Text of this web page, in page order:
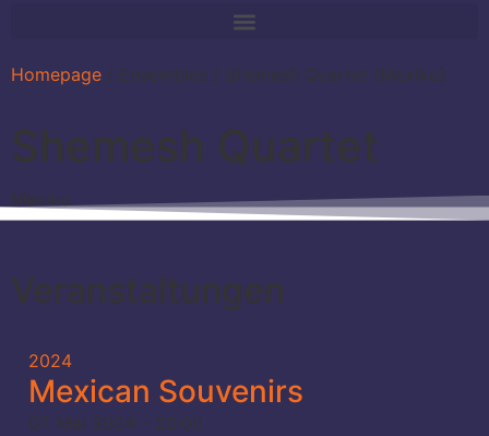
Homepage / Ensembles / Shemesh Quartet (Mexiko)
Shemesh Quartet
Mexiko
Veranstaltungen
2024
Mexican Souvenirs
07. Mai 2024 – 20:00